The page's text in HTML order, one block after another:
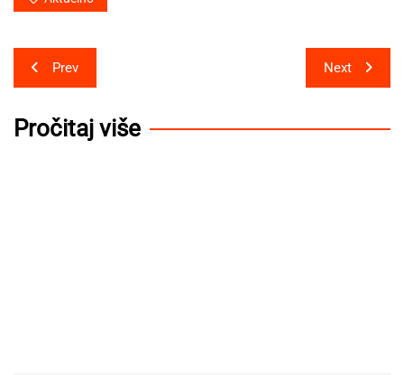
Post
navigation
Prev Next
Pročitaj više